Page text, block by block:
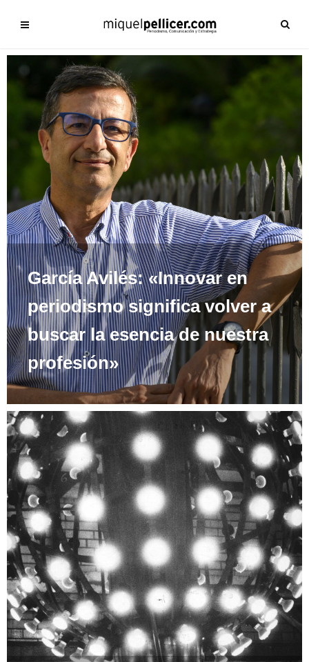
García Avilés: «Innovar en
periodismo significa volver a
buscar la esencia de nuestra
profesión»